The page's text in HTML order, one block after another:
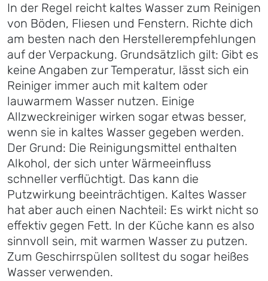
In der Regel reicht kaltes Wasser zum Reinigen
von Böden, Fliesen und Fenstern. Richte dich
am besten nach den Herstellerempfehlungen
auf der Verpackung. Grundsätzlich gilt: Gibt es
keine Angaben zur Temperatur, lässt sich ein
Reiniger immer auch mit kaltem oder
lauwarmem Wasser nutzen. Einige
Allzweckreiniger wirken sogar etwas besser,
wenn sie in kaltes Wasser gegeben werden.
Der Grund: Die Reinigungsmittel enthalten
Alkohol, der sich unter Wärmeeinfluss
schneller verflüchtigt. Das kann die
Putzwirkung beeinträchtigen. Kaltes Wasser
hat aber auch einen Nachteil: Es wirkt nicht so
effektiv gegen Fett. In der Küche kann es also
sinnvoll sein, mit warmen Wasser zu putzen.
Zum Geschirrspülen solltest du sogar heißes
Wasser verwenden.